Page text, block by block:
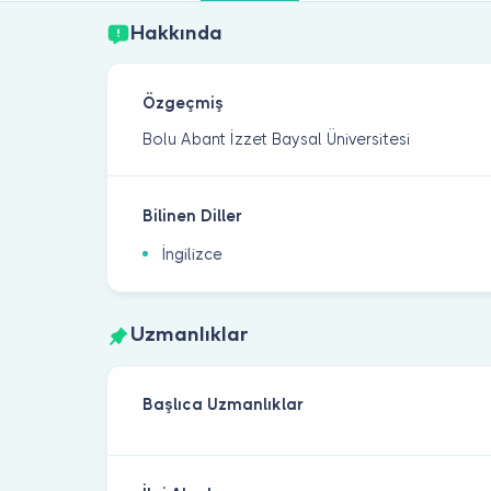
Hakkında
Özgeçmiş
Bolu Abant İzzet Baysal Üniversitesi
Bilinen Diller
İngilizce
Uzmanlıklar
Başlıca Uzmanlıklar